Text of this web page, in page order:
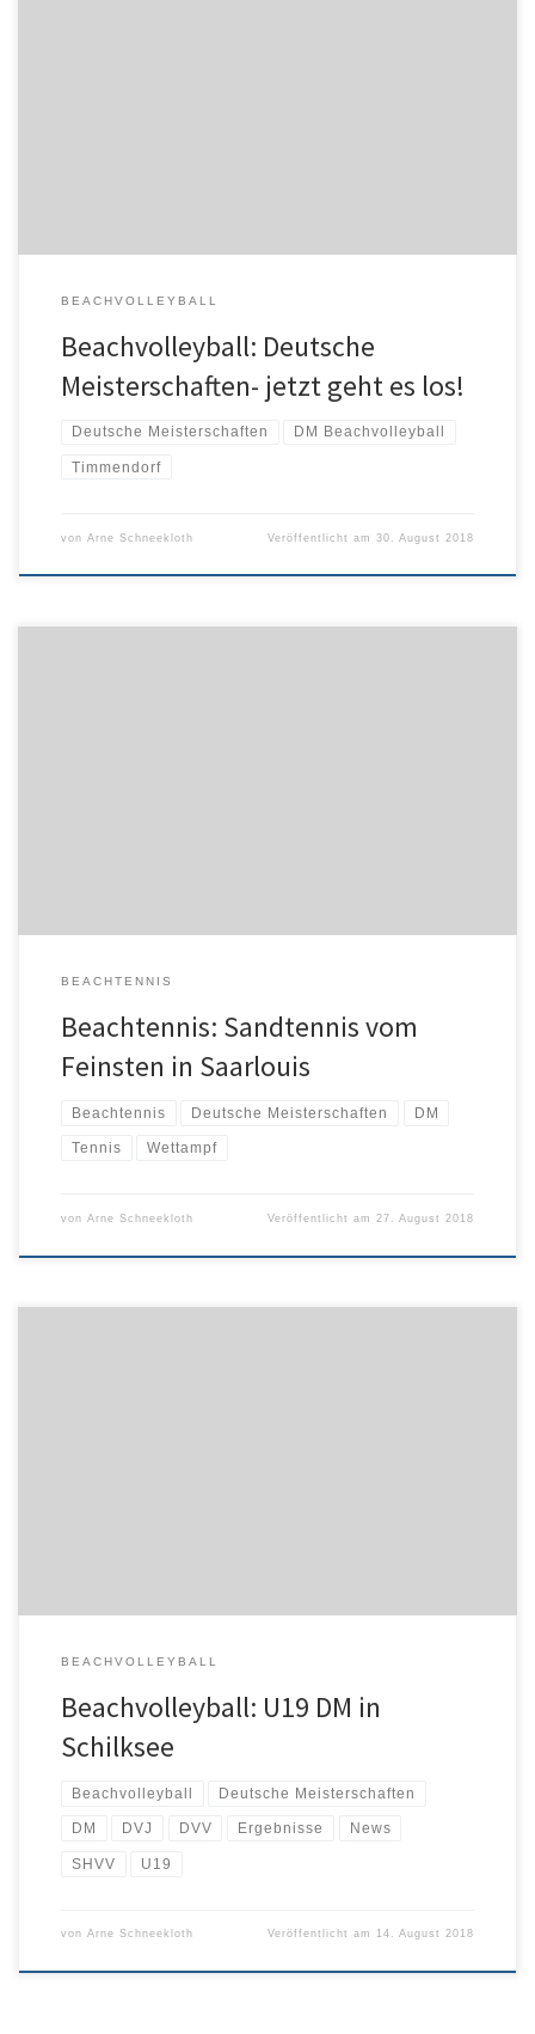
BEACHVOLLEYBALL
Beachvolleyball: Deutsche
Meisterschaften- jetzt geht es los!
Deutsche Meisterschaften DM Beachvolleyball
Timmendorf
von Arne Schneekloth Veröffentlicht am30. August 2018
BEACHTENNIS
Beachtennis: Sandtennis vom
Feinsten in Saarlouis
Beachtennis Deutsche Meisterschaften DM
Tennis Wettampf
von Arne Schneekloth Veröffentlicht am 27. August 2018
BEACHVOLLEYBALL
Beachvolleyball: U19 DM in
Schilksee
Beachvolleyball Deutsche Meisterschaften
DM DVJ DVV Ergebnisse News
SHVV U19
von Arne Schneekloth Veröffentlicht am 14. August 2018